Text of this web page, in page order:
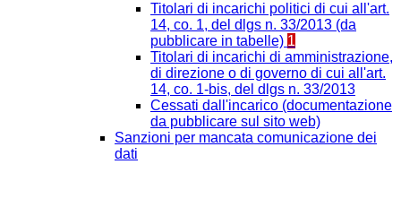
Titolari di incarichi politici di cui all'art.
14, co. 1, del dlgs n. 33/2013 (da
pubblicare in tabelle) 1
Titolari di incarichi di amministrazione,
di direzione o di governo di cui all'art.
14, co. 1-bis, del dlgs n. 33/2013
Cessati dall'incarico (documentazione
da pubblicare sul sito web)
Sanzioni per mancata comunicazione dei
dati